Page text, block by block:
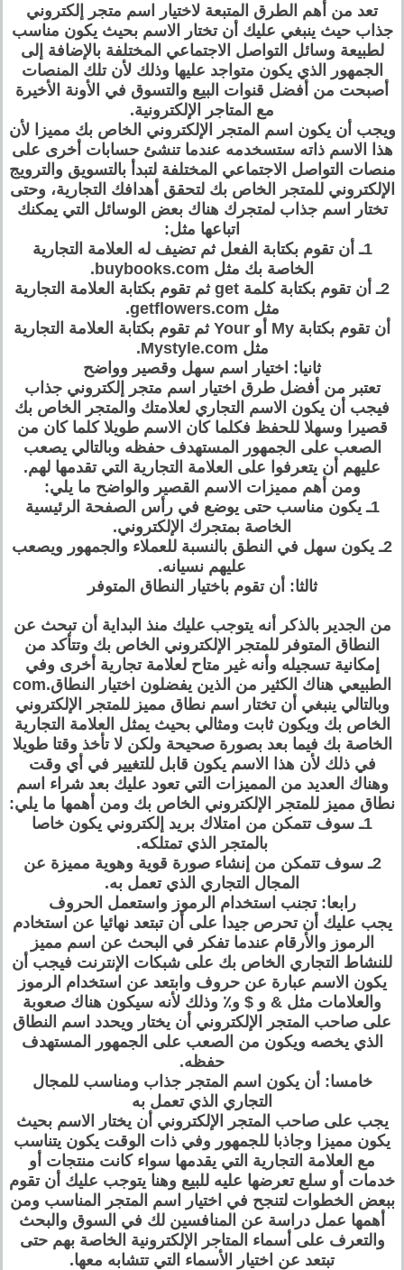
تعد من أهم الطرق المتبعة لاختيار اسم متجر إلكتروني
جذاب حيث ينبغي عليك أن تختار الاسم بحيث يكون مناسب
لطبيعة وسائل التواصل الاجتماعي المختلفة بالإضافة إلى
الجمهور الذي يكون متواجد عليها وذلك لأن تلك المنصات
أصبحت من أفضل قنوات البيع والتسوق في الأونة الأخيرة
مع المتاجر الإلكترونية.
ويجب أن يكون اسم المتجر الإلكتروني الخاص بك مميزا لأن
هذا الاسم ذاته ستسخدمه عندما تنشئ حسابات أخرى على
منصات التواصل الاجتماعي المختلفة لتبدأ بالتسويق والترويج
الإلكتروني للمتجر الخاص بك لتحقق أهدافك التجارية، وحتى
تختار اسم جذاب لمتجرك هناك بعض الوسائل التي يمكنك
اتباعها مثل:
1ـ أن تقوم بكتابة الفعل ثم تضيف له العلامة التجارية
الخاصة بك مثل buybooks.com.
2ـ أن تقوم بكتابة كلمة get ثم تقوم بكتابة العلامة التجارية
مثل getflowers.com.
أن تقوم بكتابة My أو Your ثم تقوم بكتابة العلامة التجارية
مثل Mystyle.com.
ثانيا: اختيار اسم سهل وقصير وواضح
تعتبر من أفضل طرق اختيار اسم متجر إلكتروني جذاب
فيجب أن يكون الاسم التجاري لعلامتك والمتجر الخاص بك
قصيرا وسهلا للحفظ فكلما كان الاسم طويلا كلما كان من
الصعب على الجمهور المستهدف حفظه وبالتالي يصعب
عليهم أن يتعرفوا على العلامة التجارية التي تقدمها لهم.
ومن أهم مميزات الاسم القصير والواضح ما يلي:
1ـ يكون مناسب حتى يوضع في رأس الصفحة الرئيسية
الخاصة بمتجرك الإلكتروني.
2ـ يكون سهل في النطق بالنسبة للعملاء والجمهور ويصعب
عليهم نسيانه.
ثالثا: أن تقوم باختيار النطاق المتوفر
من الجدير بالذكر أنه يتوجب عليك منذ البداية أن تبحث عن
النطاق المتوفر للمتجر الإلكتروني الخاص بك وتتأكد من
إمكانية تسجيله وأنه غير متاح لعلامة تجارية أخرى وفي
الطبيعي هناك الكثير من الذين يفضلون اختيار النطاق.com
وبالتالي ينبغي أن تختار اسم نطاق مميز للمتجر الإلكتروني
الخاص بك ويكون ثابت ومثالي بحيث يمثل العلامة التجارية
الخاصة بك فيما بعد بصورة صحيحة ولكن لا تأخذ وقتا طويلا
في ذلك لأن هذا الاسم يكون قابل للتغيير في أي وقت
وهناك العديد من المميزات التي تعود عليك بعد شراء اسم
نطاق مميز للمتجر الإلكتروني الخاص بك ومن أهمها ما يلي:
1ـ سوف تتمكن من امتلاك بريد إلكتروني يكون خاصا
بالمتجر الذي تمتلكه.
2ـ سوف تتمكن من إنشاء صورة قوية وهوية مميزة عن
المجال التجاري الذي تعمل به.
رابعا: تجنب استخدام الرموز واستعمل الحروف
يجب عليك أن تحرص جيدا على أن تبتعد نهائيا عن استخادم
الرموز والأرقام عندما تفكر في البحث عن اسم مميز
للنشاط التجاري الخاص بك على شبكات الإنترنت فيجب أن
يكون الاسم عبارة عن حروف وابتعد عن استخدام الرموز
والعلامات مثل & و $ و٪ وذلك لأنه سيكون هناك صعوبة
على صاحب المتجر الإلكتروني أن يختار ويحدد اسم النطاق
الذي يخصه ويكون من الصعب على الجمهور المستهدف
حفظه.
خامسا: أن يكون اسم المتجر جذاب ومناسب للمجال
التجاري الذي تعمل به
يجب على صاحب المتجر الإلكتروني أن يختار الاسم بحيث
يكون مميزا وجاذبا للجمهور وفي ذات الوقت يكون يتناسب
مع العلامة التجارية التي يقدمها سواء كانت منتجات أو
خدمات أو سلع تعرضها عليه للبيع وهنا يتوجب عليك أن تقوم
ببعض الخطوات لتنجح في اختيار اسم المتجر المناسب ومن
أهمها عمل دراسة عن المنافسين لك في السوق والبحث
والتعرف على أسماء المتاجر الإلكترونية الخاصة بهم حتى
تبتعد عن اختيار الأسماء التي تتشابه معها.